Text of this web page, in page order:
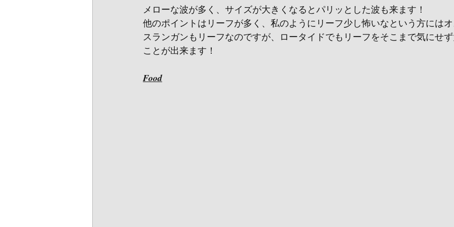
メローな波が多く、サイズが大きくなるとパリッとした波も来ます！
他のポイントはリーフが多く、私のようにリーフ少し怖いなという方には
スランガンもリーフなのですが、ロータイドでもリーフをそこまで気にせ
ことが出来ます！
Food